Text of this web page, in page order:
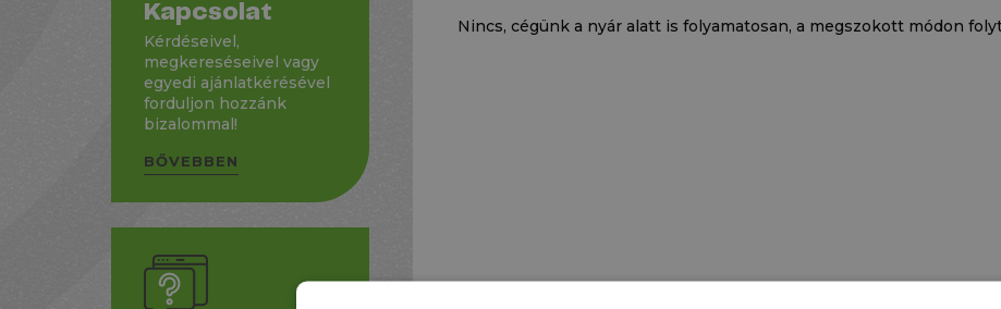
Kapcsolat
Kérdéseivel,
megkereséseivel vagy
egyedi ajánlatkérésével
forduljon hozzánk
bizalommal!
BŐVEBBEN
Nincs, cégünk a nyár alatt is folyamatosan, a megszokott módon